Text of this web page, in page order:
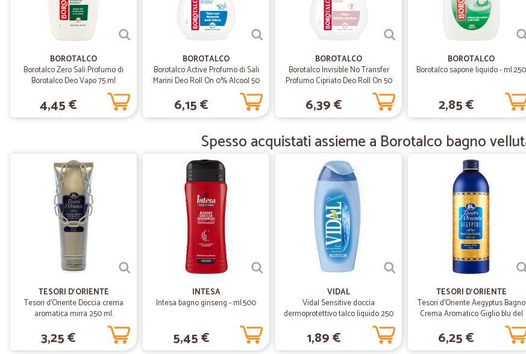
giorno e hanno
schifo: frutta fresca e
—
Ordine ok
Ordine ok, consegna
dell’ordine…
—
Tutto ok, nessun
Prodotto pervenuto in tempi
viaggio (14 chili dei pacchi
prossimo ! Giovanni
ottimi
ottimi prodotti,gentilezza e
Roberta
Tempi di consegna
BOROTALCO
Borotalco Zero Sali Profumo di
Borotalco Deo Vapo 75 ml
4,45 €
BOROTALCO
Borotalco Active Profumo di Sali
Marini Deo Roll On 0% Alcool 50
6,15 €
BOROTALCO
Borotalco Invisible No Transfer
Profumo Cipriato Deo Roll On 50
6,39 €
BOROTALCO
Borotalco sapone liquido - ml.250
2,85 €
Spesso acquistati assieme a Borotalco bagno
TESORI D'ORIENTE
Tesori d'Oriente Doccia crema
aromatica mirra 250 ml.
3,25 €
INTESA
Intesa bagno ginseng - ml.500
5,45 €
VIDAL
Vidal Sensitive doccia
dermoprotettivo talco liquido 250
1,89 €
TESORI D'ORIENTE
Tesori d'Oriente Aegyptus Bagno
Crema Aromatico Giglio blu del
Nilo e Papiro 500 ml.
6,25 €